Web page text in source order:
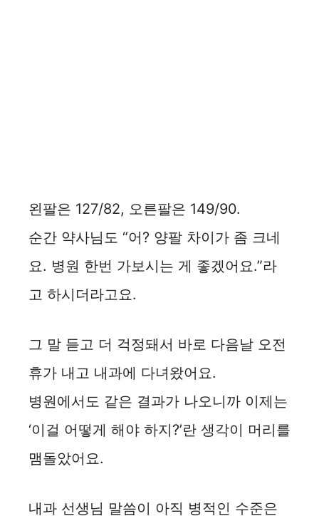
왼팔은 127/82, 오른팔은 149/90.
순간 약사님도 “어? 양팔 차이가 좀 크네
요. 병원 한번 가보시는 게 좋겠어요.”라
고 하시더라고요.
그 말 듣고 더 걱정돼서 바로 다음날 오전
휴가 내고 내과에 다녀왔어요.
병원에서도 같은 결과가 나오니까 이제는
‘이걸 어떻게 해야 하지?’란 생각이 머리를
맴돌았어요.
내과 선생님 말씀이 아직 병적인 수준은